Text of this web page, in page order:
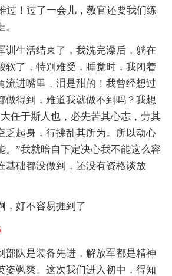
过！过了一会儿，教官还要我们练
生活结束了，我洗完澡后，躺在
软了，特别难受，睡觉时，我闭着
流进嘴里，泪是甜的！我曾经想过
做得到，难道我就做不到吗？我想
任于斯人也，必先苦其心志，劳其
乏起身，行拂乱其所为。所以动心
。”我就暗自下定决心我不能这么容
基础都没做到，还没有资格谈放
好不容易捱到了
队是装备先进，解放军都是精神
姿飒爽。这次我们进入初中，得知